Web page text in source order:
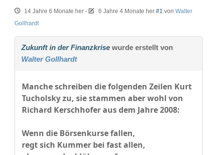
14 Jahre 6 Monate her - 6 Jahre 4 Monate her #1 von Walter
Gollhardt
Zukunft in der Finanzkrise wurde erstellt von
Walter Gollhardt
Manche schreiben die folgenden Zeilen Kurt
Tucholsky zu, sie stammen aber wohl von
Richard Kerschhofer aus dem Jahre 2008:
Wenn die Börsenkurse fallen,
regt sich Kummer bei fast allen,